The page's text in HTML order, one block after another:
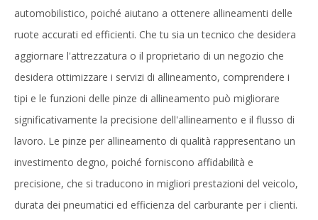
automobilistico, poiché aiutano a ottenere allineamenti delle
ruote accurati ed efficienti. Che tu sia un tecnico che desidera
aggiornare l'attrezzatura o il proprietario di un negozio che
desidera ottimizzare i servizi di allineamento, comprendere i
tipi e le funzioni delle pinze di allineamento può migliorare
significativamente la precisione dell'allineamento e il flusso di
lavoro. Le pinze per allineamento di qualità rappresentano un
investimento degno, poiché forniscono affidabilità e
precisione, che si traducono in migliori prestazioni del veicolo,
durata dei pneumatici ed efficienza del carburante per i clienti.